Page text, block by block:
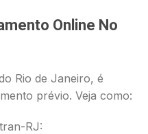
Online No
Rio de Janeiro, é
prévio. Veja como:
RJ: